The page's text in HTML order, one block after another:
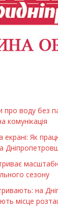
про воду без
комунікація
екрані: Як
сезону
на
місце